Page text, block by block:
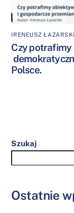
IRENEUSZ ŁAZARSKI
Czy potrafimy
Polsce.
Szukaj
Ostatnie